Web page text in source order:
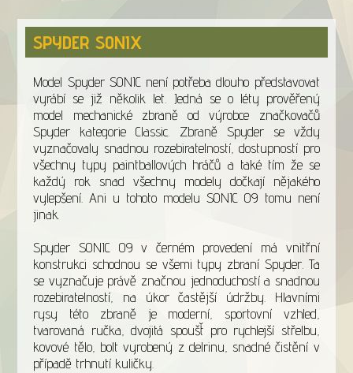
SPYDER SONIX
Model Spyder SONIC není potřeba dlouho představovat
vyrábí se již několik let. Jedná se o léty prověřený
model mechanické zbraně od výrobce značkovačů
Spyder kategorie Classic. Zbraně Spyder se vždy
vyznačovaly snadnou rozebiratelností, dostupností pro
všechny typy paintballových hráčů a také tím že se
každý rok snad všechny modely dočkají nějakého
vylepšení. Ani u tohoto modelu SONIC 09 tomu není
jinak.
Spyder SONIC 09 v černém provedení má vnitřní
konstrukci schodnou se všemi typy zbraní Spyder. Ta
se vyznačuje právě značnou jednoduchostí a snadnou
rozebiratelností, na úkor častější údržby. Hlavními
rysy této zbraně je moderní, sportovní vzhled,
tvarovaná ručka, dvojitá spoušť pro rychlejší střelbu,
kovové tělo, bolt vyrobený z delrinu, snadné čistění v
případě trhnutí kuličky.